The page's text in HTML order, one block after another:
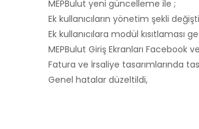
MEPBulut yeni güncelleme ile ;
Ek kullanıcıların yönetim şekli
Ek kullanıcılara modül kısıtlaması
MEPBulut Giriş Ekranları Facebook
Fatura ve İrsaliye tasarımlarında
Genel hatalar düzeltildi,